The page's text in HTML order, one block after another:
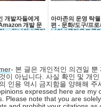
개발자들에게
개발 문
:: 차니의 #클라
아마존의 운영 탁
편 - 문화/도구/프
니의 #클라우드클
- 본 글은 개인적인 의견일
이 아닙니다. 사실 확인 및 개
인용 역시 금지함을 양해해
expressed here are
Please note that you are